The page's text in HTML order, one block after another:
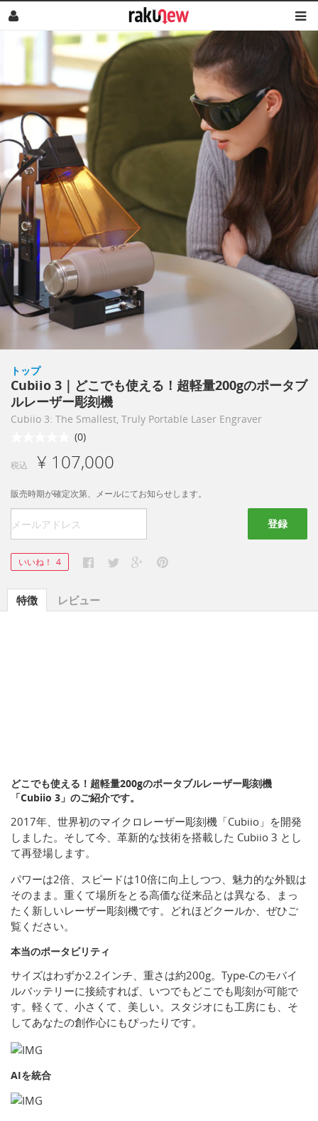
トップ
Cubiio 3｜どこでも使える！超軽量200gのポータブ
ルレーザー彫刻機
Cubiio 3: The Smallest, Truly Portable Laser Engraver
(0)
税込 ¥ 107,000
販売時期が確定次第、メールにてお知らせします。
登録
いいね！ 4
特徴 レビュー
どこでも使える！超軽量200gのポータブルレーザー彫刻機
「Cubiio 3」のご紹介です。
2017年、世界初のマイクロレーザー彫刻機「Cubiio」を開発
しました。そして今、革新的な技術を搭載した Cubiio 3 とし
て再登場します。
パワーは2倍、スピードは10倍に向上しつつ、魅力的な外観は
そのまま。重くて場所をとる高価な従来品とは異なる、まっ
たく新しいレーザー彫刻機です。どれほどクールか、ぜひご
覧ください。
本当のポータビリティ
サイズはわずか2.2インチ、重さは約200g。Type-Cのモバイ
ルバッテリーに接続すれば、いつでもどこでも彫刻が可能で
す。軽くて、小さくて、美しい。スタジオにも工房にも、そ
してあなたの創作心にもぴったりです。
AIを統合